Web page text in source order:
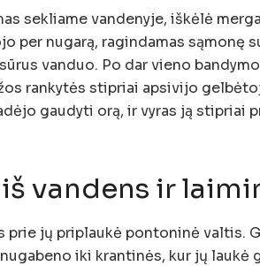
sekliame vandenyje, iškėlė
per nugarą, ragindamas sąmonę
vanduo. Po dar vieno
rankytės stipriai apsivijo
gaudyti orą, ir vyras ją stipriai
vandens ir
prie jų priplaukė pontoninė valtis.
iki krantinės, kur jų laukė